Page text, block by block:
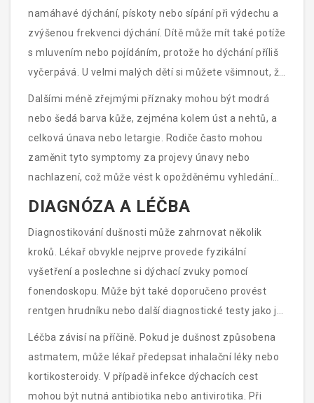
namáhavé dýchání, pískoty nebo sípání při výdechu a
zvýšenou frekvenci dýchání. Dítě může mít také potíže
s mluvením nebo pojídáním, protože ho dýchání příliš
vyčerpává. U velmi malých dětí si můžete všimnout, že
se jejich hrudníček pohybuje více než obvykle nebo že
se jim pod kůží u základny krku tvoří propadliny.
Dalšími méně zřejmými příznaky mohou být modrá
nebo šedá barva kůže, zejména kolem úst a nehtů, a
celková únava nebo letargie. Rodiče často mohou
zaměnit tyto symptomy za projevy únavy nebo
nachlazení, což může vést k opožděnému vyhledání
lékařské pomoci.
DIAGNÓZA A LÉČBA
Diagnostikování dušnosti může zahrnovat několik
kroků. Lékař obvykle nejprve provede fyzikální
vyšetření a poslechne si dýchací zvuky pomocí
fonendoskopu. Může být také doporučeno provést
rentgen hrudníku nebo další diagnostické testy jako je
spirometrie, která měří kapacitu plic a funkci
dýchacích cest.
Léčba závisí na příčině. Pokud je dušnost způsobena
astmatem, může lékař předepsat inhalační léky nebo
kortikosteroidy. V případě infekce dýchacích cest
mohou být nutná antibiotika nebo antivirotika. Při